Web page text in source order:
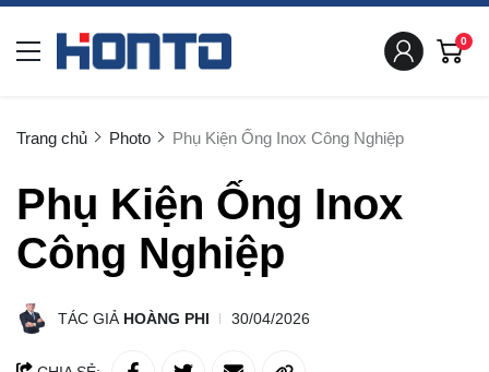
0
Trang chủ Photo Phụ Kiện Ống Inox Công Nghiệp
Phụ Kiện Ống Inox
Công Nghiệp
TÁC GIẢ HOÀNG PHI 30/04/2026